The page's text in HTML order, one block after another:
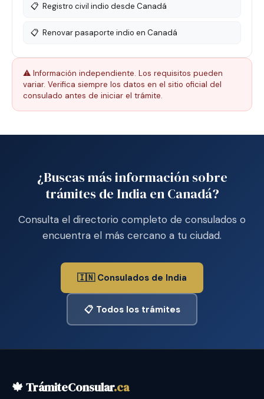
📋 Registro civil indio desde Canadá
📋 Renovar pasaporte indio en Canadá
⚠️ Información independiente. Los requisitos pueden
variar. Verifica siempre los datos en el sitio oficial del
consulado antes de iniciar el trámite.
¿Buscas más información sobre
trámites de India en Canadá?
Consulta el directorio completo de consulados o
encuentra el más cercano a tu ciudad.
🇮🇳 Consulados de India
📋 Todos los trámites
🍁 TrámiteConsular.ca